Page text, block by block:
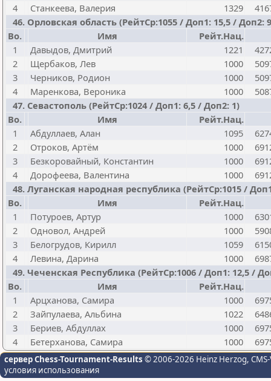
4 Станкеева, Валерия 1329
46. Орловская область (РейтСр:1055 / Доп1: 15,5 / Доп2:
Bo.
Имя Рейт.Нац.
1
Давыдов, Дмитрий 1221
2
Щербаков, Лев 1000
3
Черников, Родион 1000
4
Маренкова, Вероника 1000
47. Севастополь (РейтСр:1024 / Доп1: 6,5 / Доп2: 1)
Bo.
Имя Рейт.Нац.
1
Абдуллаев, Алан 1095
2
Отроков, Артём 1000
3
Безкоровайный, Константин 1000
4
Дорофеева, Валентина 1000
48. Луганская народная республика (РейтСр:1015 /
Bo.
Имя Рейт.Нац.
1
Потуроев, Артур 1000
2
Одновол, Андрей 1000
3
Белогрудов, Кирилл 1059
4
Левина, Дарина 1000
49. Чеченская Республика (РейтСр:1006 / Доп1: 12,5 /
Bo.
Имя Рейт.Нац.
1
Арцханова, Самира 1000
2
Зайпулаева, Альбина 1022
3
Бериев, Абдуллах 1000
4
Бетерханова, Самира 1000
сервер Chess-Tournament-Results © 2006-2026 Heinz Herzog,
условия использования